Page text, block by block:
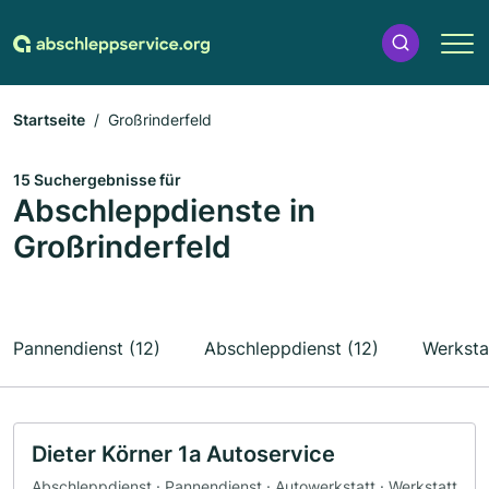
Startseite Großrinderfeld
15 Suchergebnisse für
Abschleppdienste in
Großrinderfeld
Pannendienst (12) Abschleppdienst (12)
Dieter Körner 1a Autoservice